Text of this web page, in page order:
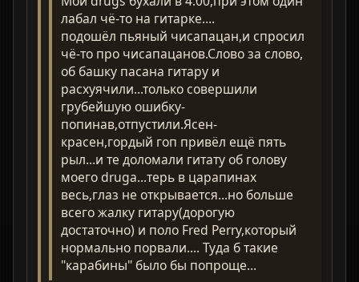
лабал чё-то на гитарке....
подошёл пьяный чисапацан,и спросил
чё-то про чисапацанов.Слово за слово,
об башку пасана гитару и
расхуячили...только совершили
грубейшую ошибку-
попинав,отпустили.Ясен-
красен,гордый гоп привёл ещё пять
рыл...и те доломали гитату об голову
моего druga...терь в царапинах
весь,глаз не открывается...но больше
всего жалку гитару(дорогую
достаточно) и поло Fred Perry,который
нормально порвали.... Туда б такие
"карабины" было бы попроще...